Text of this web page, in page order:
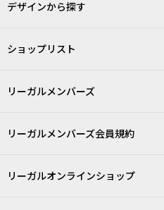
デザインから探す
ショップリスト
リーガルメンバーズ
リーガルメンバーズ会員規約
リーガルオンラインショップ